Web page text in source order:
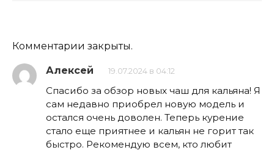
Комментарии закрыты.
Алексей 19.07.2024 в 04:12
Спасибо за обзор новых чаш для кальяна! Я
сам недавно приобрел новую модель и
остался очень доволен. Теперь курение
стало еще приятнее и кальян не горит так
быстро. Рекомендую всем, кто любит